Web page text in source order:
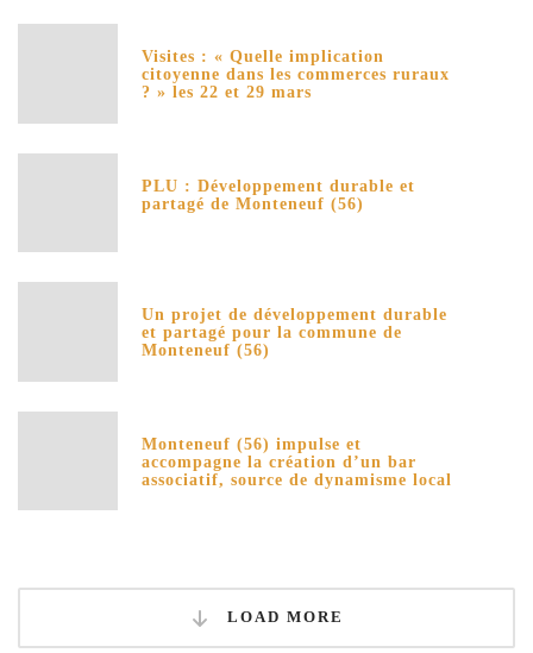
Visites : « Quelle implication
citoyenne dans les commerces ruraux
? » les 22 et 29 mars
PLU : Développement durable et
partagé de Monteneuf (56)
Un projet de développement durable
et partagé pour la commune de
Monteneuf (56)
Monteneuf (56) impulse et
accompagne la création d’un bar
associatif, source de dynamisme local
LOAD MORE